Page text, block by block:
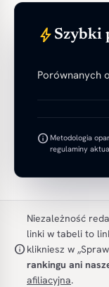
bolt Szybki
Porównanych
infoMetodologia
regulaminy
info
Niezależność
linki w tabeli to
klikniesz w
rankingu ani
afiliacyjna.